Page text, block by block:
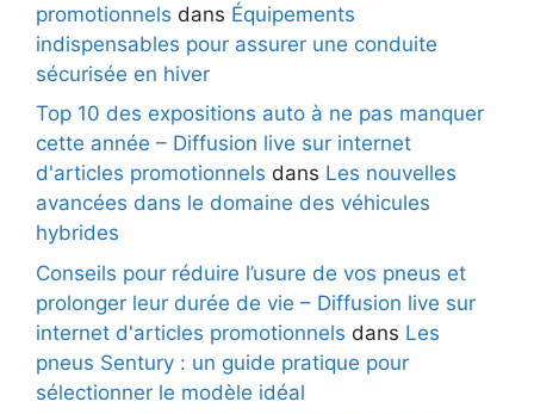
promotionnels dans Équipements
indispensables pour assurer une conduite
sécurisée en hiver
Top 10 des expositions auto à ne pas manquer
cette année – Diffusion live sur internet
d'articles promotionnels dans Les nouvelles
avancées dans le domaine des véhicules
hybrides
Conseils pour réduire l’usure de vos pneus et
prolonger leur durée de vie – Diffusion live sur
internet d'articles promotionnels dans Les
pneus Sentury : un guide pratique pour
sélectionner le modèle idéal